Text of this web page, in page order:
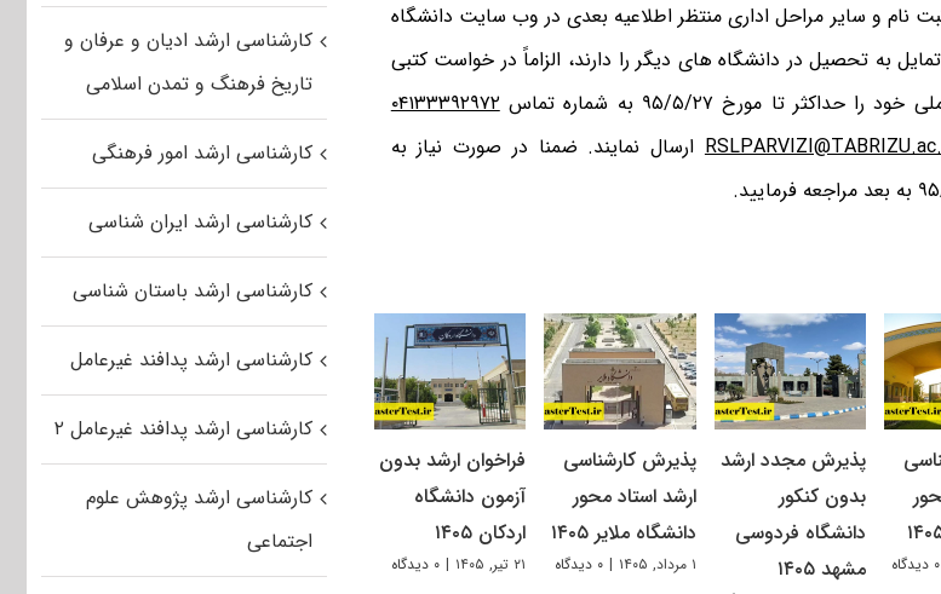
نام و سایر مراحل اداری منتظر اطلاعیه بعدی در وب سایت دانشگاه
به تحصیل در دانشگاه ­های دیگر را دارند، الزاماً در خواست کتبی
تا مورخ ۹۵/۵/۲۷ به شماره تماس
۰۴۱۳۳۳۹۲۹۷۲
ارسال نمایند. ضمنا در صورت نیاز به
۰ دیدگاه
پذیرش مجدد ارشد
بدون کنکور
دانشگاه فردوسی
مشهد ۱۴۰۵
پذیرش کارشناسی
ارشد استاد محور
دانشگاه ملایر ۱۴۰۵
۱ مرداد, ۱۴۰۵ | ۰ دیدگاه
فراخوان ارشد بدون
آزمون دانشگاه
اردکان ۱۴۰۵
۲۱ تیر, ۱۴۰۵ | ۰ دیدگاه
کارشناسی ارشد ادیان و عرفان و
تاریخ فرهنگ و تمدن اسلامی
کارشناسی ارشد امور فرهنگی
کارشناسی ارشد ایران شناسی
کارشناسی ارشد باستان شناسی
کارشناسی ارشد پدافند غیرعامل
کارشناسی ارشد پدافند غیرعامل ۲
کارشناسی ارشد پژوهش علوم
اجتماعی